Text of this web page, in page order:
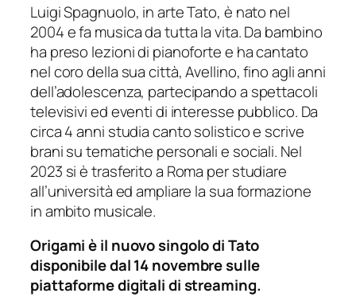
Luigi Spagnuolo, in arte Tato, è nato nel
2004 e fa musica da tutta la vita. Da bambino
ha preso lezioni di pianoforte e ha cantato
nel coro della sua città, Avellino, fino agli anni
dell’adolescenza, partecipando a spettacoli
televisivi ed eventi di interesse pubblico. Da
circa 4 anni studia canto solistico e scrive
brani su tematiche personali e sociali. Nel
2023 si è trasferito a Roma per studiare
all’università ed ampliare la sua formazione
in ambito musicale.
Origami è il nuovo singolo di Tato
disponibile dal 14 novembre sulle
piattaforme digitali di streaming.